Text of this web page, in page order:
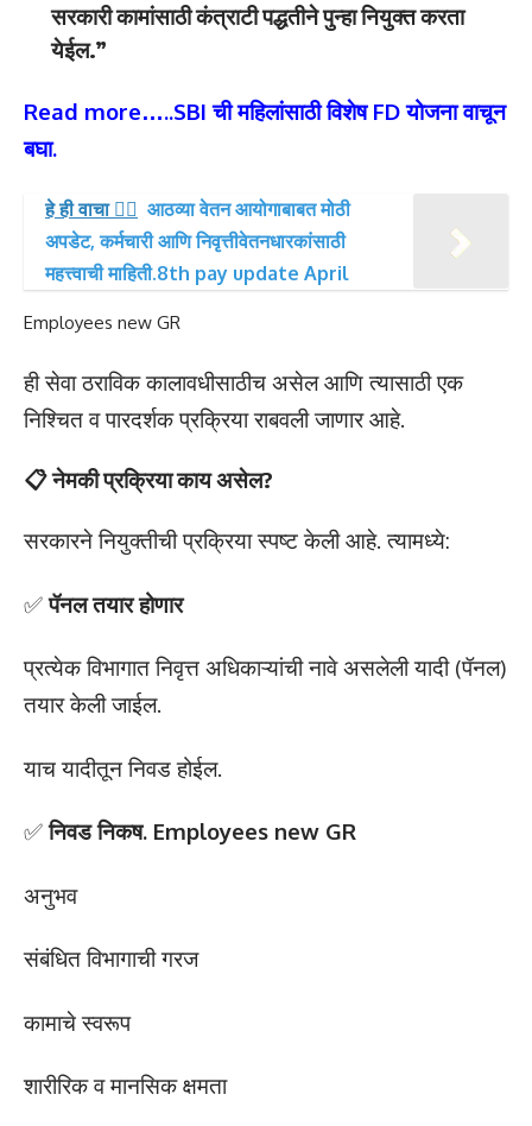
सरकारी कामांसाठी कंत्राटी पद्धतीने पुन्हा नियुक्त करता
येईल.”
Read more…..SBI ची महिलांसाठी विशेष FD योजना वाचून
बघा.
हे ही वाचा 👉🏻 आठव्या वेतन आयोगाबाबत मोठी
अपडेट, कर्मचारी आणि निवृत्तीवेतनधारकांसाठी
महत्त्वाची माहिती.8th pay update April
Employees new GR
ही सेवा ठराविक कालावधीसाठीच असेल आणि त्यासाठी एक
निश्चित व पारदर्शक प्रक्रिया राबवली जाणार आहे.
📋 नेमकी प्रक्रिया काय असेल?
सरकारने नियुक्तीची प्रक्रिया स्पष्ट केली आहे. त्यामध्ये:
✅पॅनल तयार होणार
प्रत्येक विभागात निवृत्त अधिकाऱ्यांची नावे असलेली यादी (पॅनल)
तयार केली जाईल.
याच यादीतून निवड होईल.
✅निवड निकष. Employees new GR
अनुभव
संबंधित विभागाची गरज
कामाचे स्वरूप
शारीरिक व मानसिक क्षमता